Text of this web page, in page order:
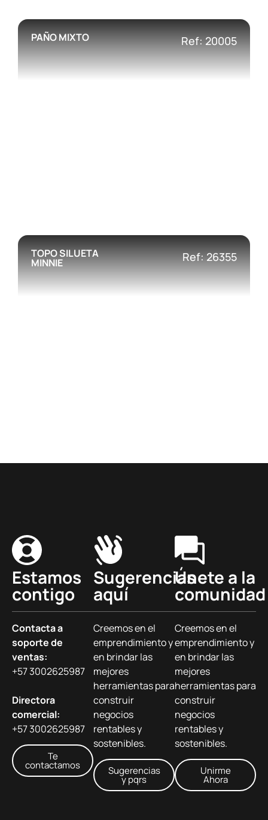
PAÑO MIXTO Ref: 20005
TOPO SILUETA
MINNIE Ref: 26355
Estamos
contigo
Contacta a
soporte de
ventas:
+57 3002625987
Directora
comercial:
+57 3002625987
Te
contactamos
Sugerencias
aquí
Creemos en el
emprendimiento y
en brindar las
mejores
herramientas para
construir
negocios
rentables y
sostenibles.
Sugerencias
y pqrs
Únete a la
comunidad
Creemos en el
emprendimiento y
en brindar las
mejores
herramientas para
construir
negocios
rentables y
sostenibles.
Unirme
Ahora